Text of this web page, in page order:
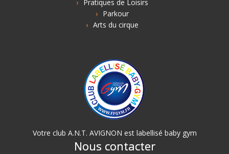
Pratiques de Loisirs
Parkour
Arts du cirque
Votre club A.N.T. AVIGNON est labellisé baby gym
Nous contacter